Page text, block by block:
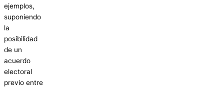
ejemplos,
suponiendo
la
posibilidad
de un
acuerdo
electoral
previo entre